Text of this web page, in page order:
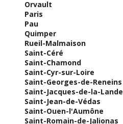
Orvault
Paris
Pau
Quimper
Rueil-Malmaison
Saint-Céré
Saint-Chamond
Saint-Cyr-sur-Loire
Saint-Georges-de-Reneins
Saint-Jacques-de-la-Lande
Saint-Jean-de-Védas
Saint-Ouen-l'Aumône
Saint-Romain-de-Jalionas